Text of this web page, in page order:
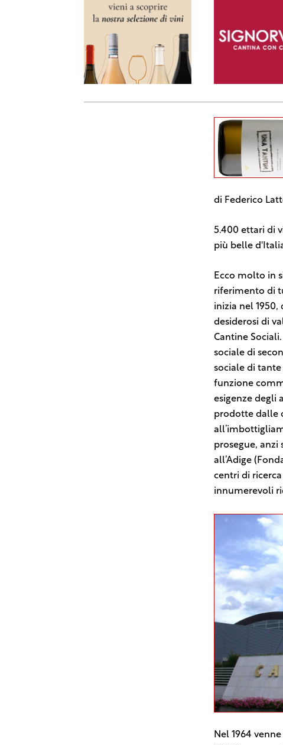
di Federico
5.400 ettari di
più belle
Ecco molto in
riferimento di
inizia nel
desiderosi di
Cantine
sociale di
sociale di tante
funzione
esigenze degli
prodotte dalle
prosegue,
all’Adige
centri di
innumerevoli
Nel 1964